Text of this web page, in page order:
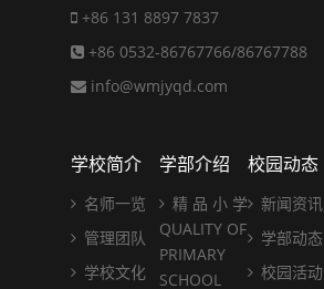
+86 131 8897 7837
+86 0532-86767766/86767788
info@wmjyqd.com
学校简介
名师一览
管理团队
学校文化
学部介绍
精 品 小 学
QUALITY OF
PRIMARY
SCHOOL
校园动态
新闻资讯
学部动态
校园活动